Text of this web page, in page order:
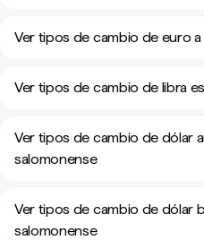
Ver tipos de cambio de euro
Ver tipos de cambio de libra
Ver tipos de cambio de dólar
salomonense
Ver tipos de cambio de dólar
salomonense